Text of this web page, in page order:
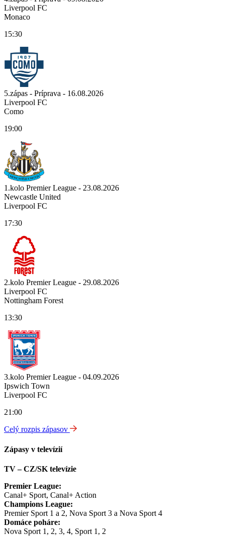
Liverpool FC
Monaco
15:30
5.zápas - Príprava - 16.08.2026
Liverpool FC
Como
19:00
1.kolo Premier League - 23.08.2026
Newcastle United
Liverpool FC
17:30
2.kolo Premier League - 29.08.2026
Liverpool FC
Nottingham Forest
13:30
3.kolo Premier League - 04.09.2026
Ipswich Town
Liverpool FC
21:00
Celý rozpis zápasov
Zápasy v televízií
TV – CZ/SK televízie
Premier League:
Canal+ Sport, Canal+ Action
Champions League:
Premier Sport 1 a 2, Nova Sport 3 a Nova Sport 4
Domáce poháre:
Nova Sport 1, 2, 3, 4, Sport 1, 2